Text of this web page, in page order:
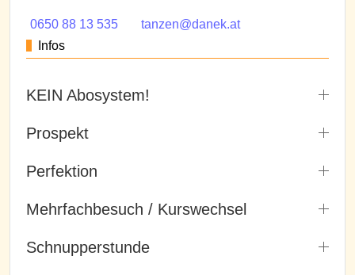
0650 88 13 535
tanzen@danek.at
Infos
KEIN Abosystem!
Prospekt
Perfektion
Mehrfachbesuch / Kurswechsel
Schnupperstunde